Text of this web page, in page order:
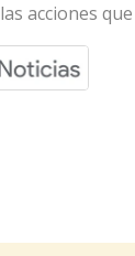
acciones